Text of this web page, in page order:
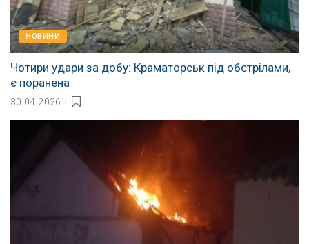
НОВИНИ
Чотири удари за добу: Краматорськ під обстрілами,
є поранена
30.04.2026